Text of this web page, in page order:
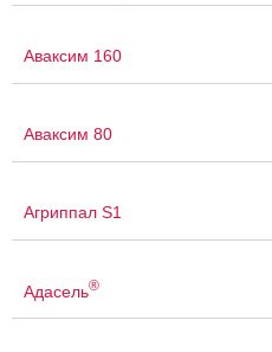
Аваксим 160
Аваксим 80
Агриппал S1
Адасель®